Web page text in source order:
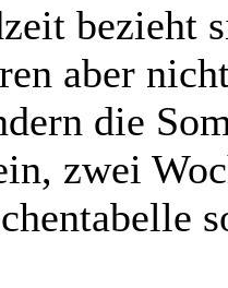
bezieht
aber
die
zwei